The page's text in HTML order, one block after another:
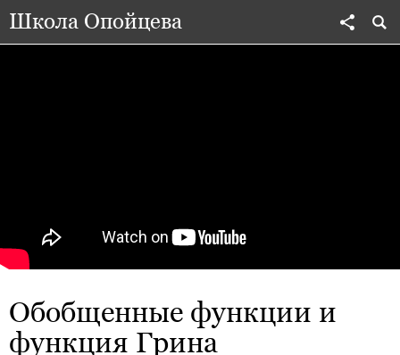
Школа Опойцева
Обобщенные функции и
функция Грина